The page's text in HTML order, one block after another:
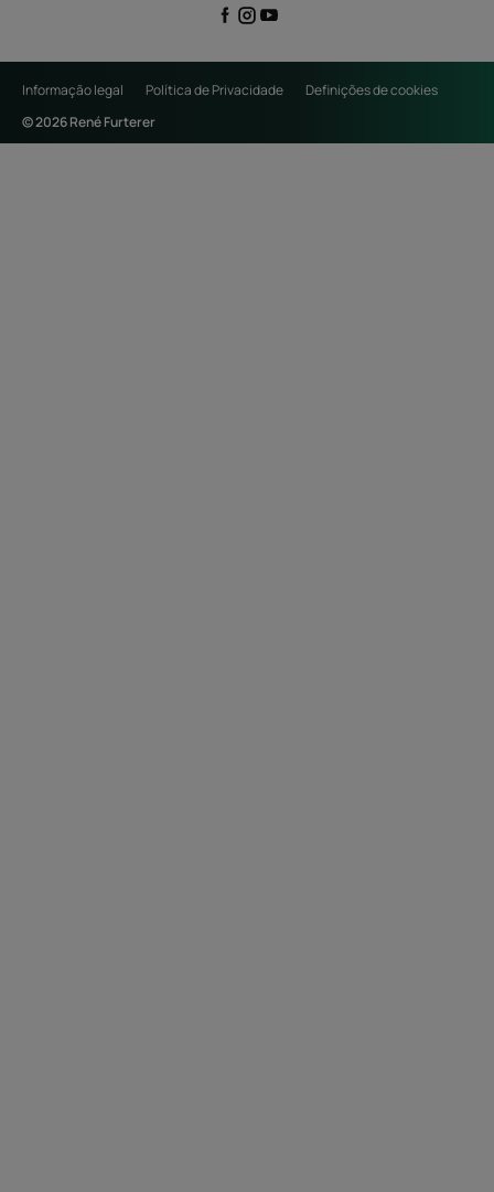
Informação legal Política de Privacidade
Definições de cookies
© 2026 René Furterer